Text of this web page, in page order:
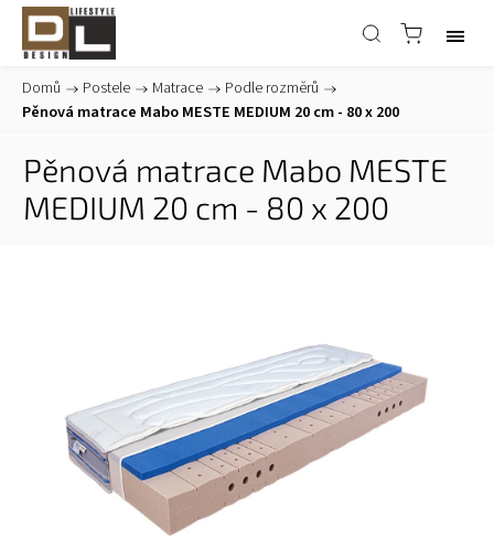
Domů / Postele / Matrace / Podle rozměrů /
Pěnová matrace Mabo MESTE MEDIUM 20 cm - 80 x 200
Pěnová matrace Mabo MESTE
MEDIUM 20 cm - 80 x 200